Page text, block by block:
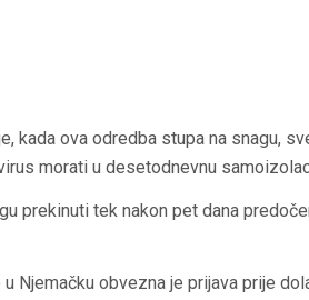
kada ova odredba stupa na snagu,
morati u desetodnevnu
prekinuti tek nakon pet dana
Njemačku obvezna je prijava prije